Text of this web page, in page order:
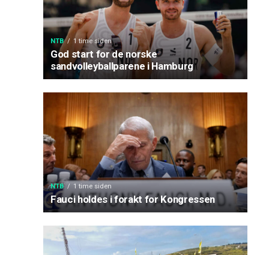
NTB 1 time siden
God start for de norske
sandvolleyballparene i Hamburg
NTB 1 time siden
Fauci holdes i forakt for Kongressen